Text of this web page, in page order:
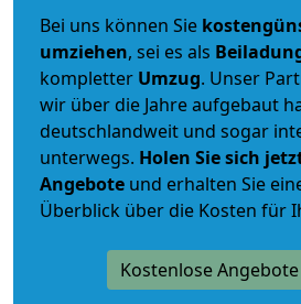
Bei uns können Sie
umziehen, sei es als
kompletter Umzug. Unser
wir über die Jahre aufgebaut
deutschlandweit und sogar
unterwegs. Holen Sie sich
Angebote und erhalten Sie
Überblick über die Kosten für
Kostenlose